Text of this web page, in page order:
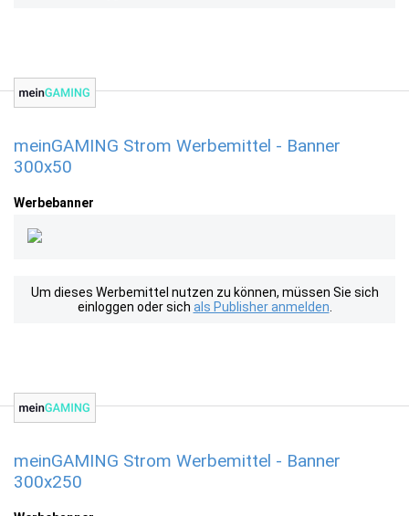
meinGAMING Strom Werbemittel - Banner
300x50
Werbebanner
Um dieses Werbemittel nutzen zu können, müssen Sie sich
einloggen oder sich als Publisher anmelden
meinGAMING Strom Werbemittel - Banner
300x250